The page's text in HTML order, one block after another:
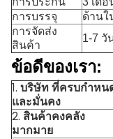
การบรรจุ
ด้านใ
การจัดส่ง
สินค้า
1-7 วั
ข้อดีของเรา:
1. บริษัท ที่ครบกำหน
และมั่นคง
2. สินค้าคงคลัง
มากมาย